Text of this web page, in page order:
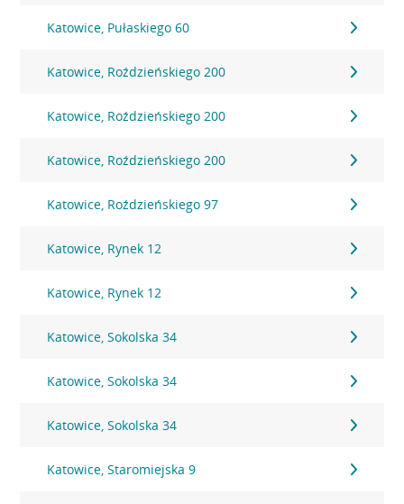
Katowice, Pułaskiego 60
Katowice, Roździeńskiego 200
Katowice, Roździeńskiego 200
Katowice, Roździeńskiego 200
Katowice, Roździeńskiego 97
Katowice, Rynek 12
Katowice, Rynek 12
Katowice, Sokolska 34
Katowice, Sokolska 34
Katowice, Sokolska 34
Katowice, Staromiejska 9